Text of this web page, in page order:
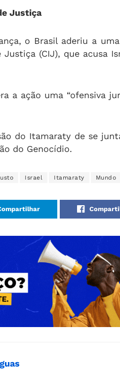
Justiça
o Brasil aderiu a
(CIJ), que acusa
a ação uma “ofensiva
do Itamaraty de se
do Genocídio.
Israel Itamaraty Mundo